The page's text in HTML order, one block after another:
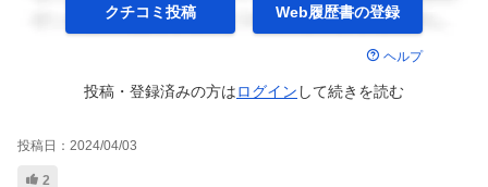
クチコミ投稿 Web履歴書の登録
ヘルプ
投稿・登録済みの方はログイン して続きを読む
投稿日： 2024/04/03
2